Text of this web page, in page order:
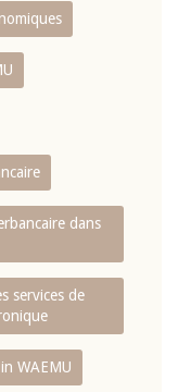
dans
services de
WAEMU